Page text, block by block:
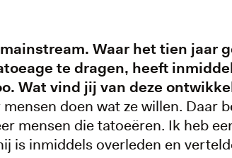
Waar het tien jaar
te dragen, heeft
Wat vind jij van deze
doen wat ze willen. Daar
mensen die tatoeëren. Ik heb
is inmiddels overleden en